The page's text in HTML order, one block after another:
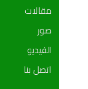
مقالات
صور
الفيديو
اتصل بنا